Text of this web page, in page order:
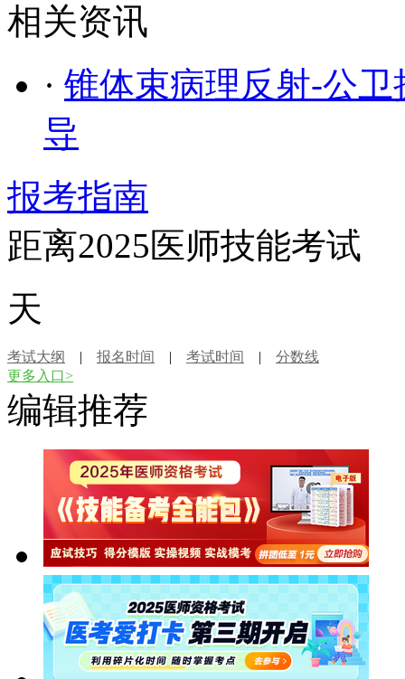
相关资讯
· 锥体束病理反射-公
导
报考指南
距离2025医师技能考试
天
考试大纲 | 报名时间 | 考试时间 | 分数线
更多入口>
编辑推荐